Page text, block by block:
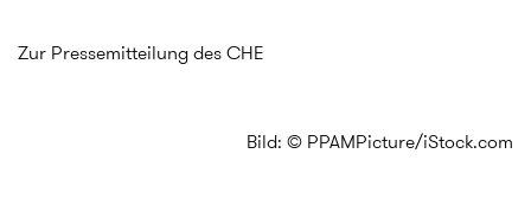
Zur Pressemitteilung des CHE
Bild: © PPAMPicture/iStock.com